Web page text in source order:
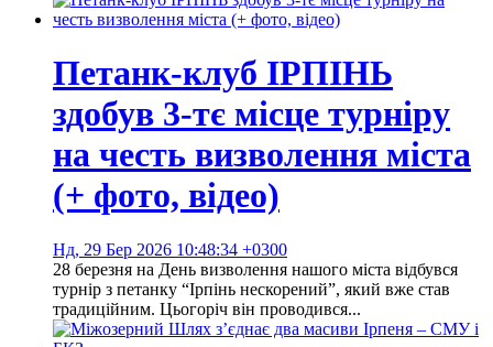
Петанк-клуб ІРПІНЬ
здобув 3-тє місце турніру
на честь визволення міста
(+ фото, відео)
Нд, 29 Бер 2026 10:48:34 +0300
28 березня на День визволення нашого міста відбувся
турнір з петанку “Ірпінь нескорений”, який вже став
традиційним. Цьогоріч він проводився...